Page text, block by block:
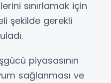
sınırlamak için
şekilde gerekli
piyasasının
sağlanması ve